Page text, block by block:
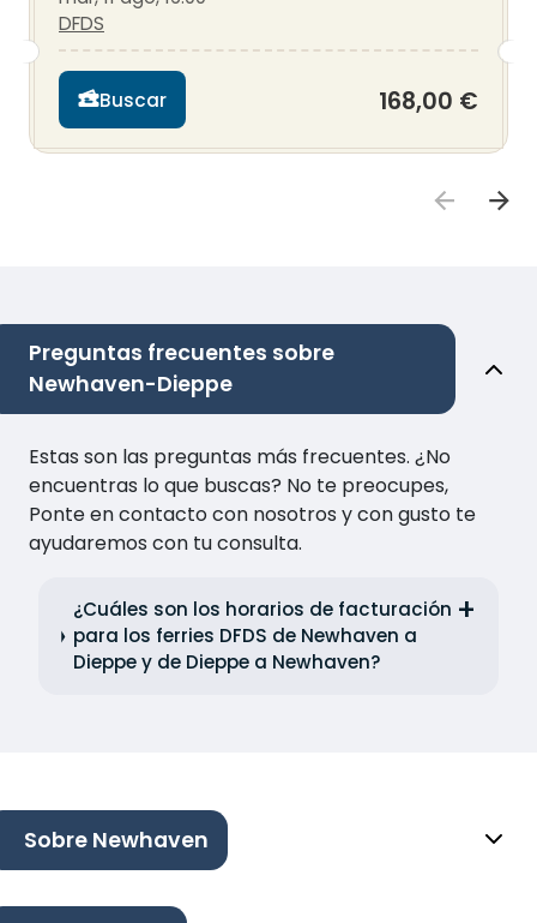
DFDS
Buscar 168,00 €
Preguntas frecuentes sobre
Newhaven-Dieppe
Estas son las preguntas más frecuentes. ¿No
encuentras lo que buscas? No te preocupes,
Ponte en contacto con nosotros y con gusto te
ayudaremos con tu consulta.
¿Cuáles son los horarios de facturación
para los ferries DFDS de Newhaven a
Dieppe y de Dieppe a Newhaven?
Sobre Newhaven